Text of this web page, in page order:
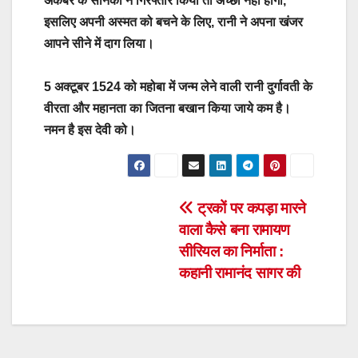
इसलिए अपनी अस्मत को बचने के लिए, रानी ने अपना खंजर
आपने सीने में दाग लिया।
5 अक्टूबर 1524 को महोबा में जन्म लेने वाली रानी दुर्गावती के
वीरता और महानता का जितना बखान किया जाये कम है।
नमन है इस देवी को।
ट्रकों पर कपड़ा मारने
वाला कैसे बना रामायण
सीरियल का निर्माता :
कहानी रामानंद सागर की